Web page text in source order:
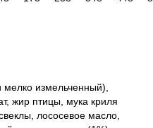
измельченный),
жир птицы, мука криля
лососевое масло,